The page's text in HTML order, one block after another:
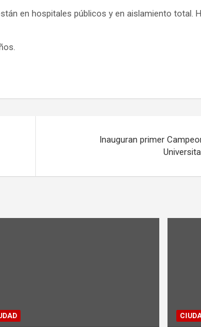
en hospitales públicos y en aislamiento total.
Inauguran primer